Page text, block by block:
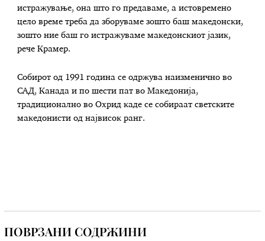
истражување, она што го предаваме, а истовремено
цело време треба да зборуваме зошто баш македонски,
зошто ние баш го истражуваме македонскиот јазик,
рече Крамер.
Собирот од 1991 година се одржува наизменично во
САД, Канада и по шести пат во Македонија,
традиционално во Охрид каде се собираат светските
македонисти од највисок ранг.
ПОВРЗАНИ СОДРЖИНИ